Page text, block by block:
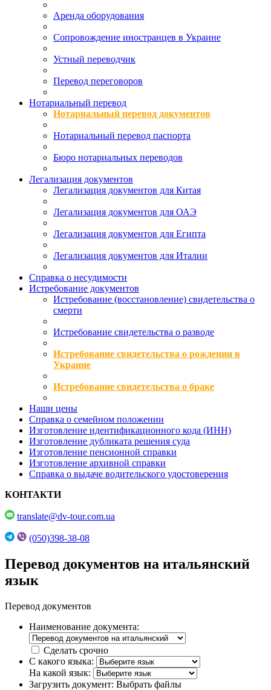
Аренда оборудования
Сопровождение иностранцев в Украине
Устный переводчик
Перевод переговоров
Нотариальный перевод
Нотариальный перевод документов
Нотариальный перевод паспорта
Бюро нотариальных переводов
Легализация документов
Легализация документов для Китая
Легализация документов для ОАЭ
Легализация документов для Египта
Легализация документов для Италии
Справка о несудимости
Истребование документов
Истребование (восстановление) свидетельства о
смерти
Истребование свидетельства о разводе
Истребование свидетельства о рождении в
Украине
Истребование свидетельства о браке
Наши цены
Справка о семейном положении
Изготовление идентификационного кода (ИНН)
Изготовление дубликата решения суда
Изготовление пенсионной справки
Изготовление архивной справки
Справка о выдаче водительского удостоверения
КОНТАКТИ
translate@dv-tour.com.ua
(050)398-38-08
Перевод документов на итальянский
язык
Перевод документов
Наименование документа:
Сделать срочно
С какого языка:
На какой язык:
Загрузить документ: Выбрать файлы